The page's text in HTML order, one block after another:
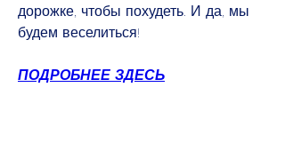
дорожке, чтобы похудеть. И да, мы
будем веселиться!
ПОДРОБНЕЕ ЗДЕСЬ